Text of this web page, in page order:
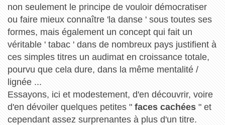
non seulement le principe de vouloir démocratiser
ou faire mieux connaître 'la danse ' sous toutes ses
formes, mais également un concept qui fait un
véritable ' tabac ' dans de nombreux pays justifient à
ces simples titres un audimat en croissance totale,
pourvu que cela dure, dans la même mentalité /
lignée ...
Essayons, ici et modestement, d'en découvrir, voire
d'en dévoiler quelques petites " faces cachées" et
cependant assez surprenantes à plus d'un titre.